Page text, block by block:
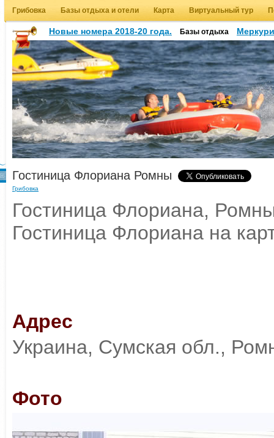
Грибовка Базы отдыха и отели Карта Виртуальный тур
Новые номера 2018-20 года. Базы отдыха
Грибовка
Гостиница Флориана Ромны
Гостиница Флориана,
Гостиница Флориана на
Адрес
Украина, Сумская обл.,
Фото